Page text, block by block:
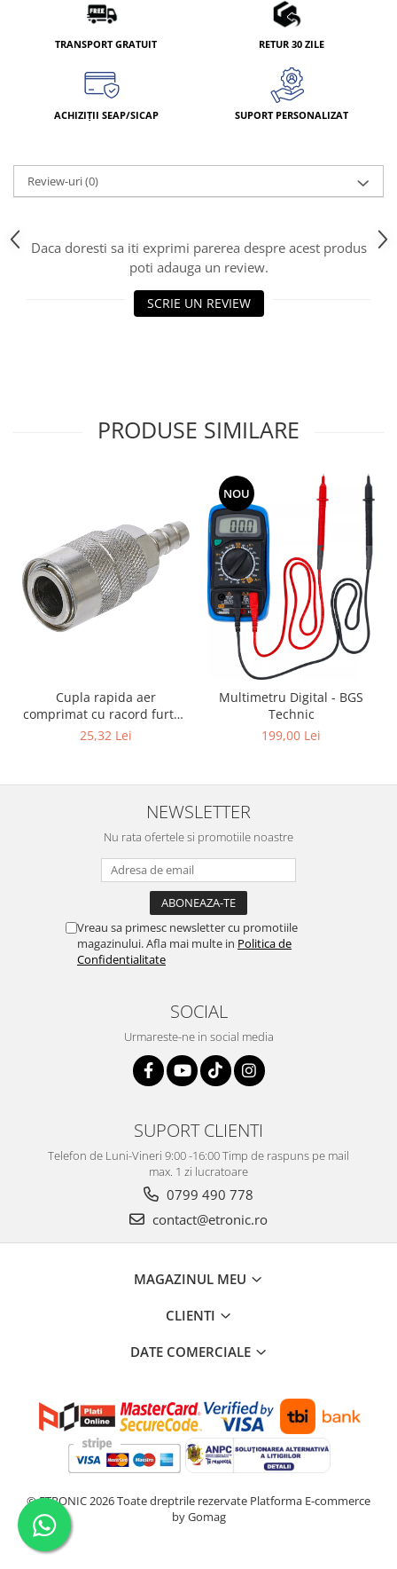
TRANSPORT GRATUIT RETUR 30 ZILE
ACHIZIȚII SEAP/SICAP SUPORT PERSONALIZAT
Review-uri(0)
Daca doresti sa iti exprimi parerea despre acest produs
poti adauga un review.
SCRIE UN REVIEW
PRODUSE SIMILARE
Cupla rapida aer
comprimat cu racord furtun
8 mm (5/16") | SUA / Franta
25,32 Lei
NOU
Multimetru Digital - BGS
Technic
199,00 Lei
NEWSLETTER
Nu rata ofertele si promotiile noastre
Vreau sa primesc newsletter cu promotiile
magazinului. Afla mai multe in Politica de
Confidentialitate
SOCIAL
Urmareste-ne in social media
SUPORT CLIENTI
Telefon de Luni-Vineri 9:00 -16:00 Timp de raspuns pe mail
max. 1 zi lucratoare
0799 490 778
contact@etronic.ro
MAGAZINUL MEU
CLIENTI
DATE COMERCIALE
© ETRONIC 2026 Toate dreptrile rezervate Platforma E-commerce
by Gomag